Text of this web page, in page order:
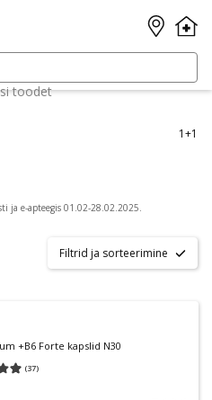
toodet
1+1
ja e-apteegis 01.02-28.02.2025.
Filtrid ja sorteerimine
+B6 Forte kapslid N30
(37)
4.97